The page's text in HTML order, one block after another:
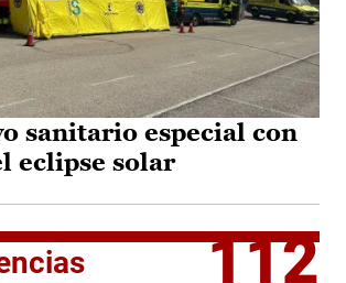
sanitario especial con
eclipse solar
112